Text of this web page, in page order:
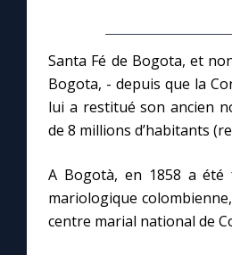
Le site internet
Questions-réponses
Prier au quotidien
Avec Thérèse de Lisieux
Santa Fé de Bogota, et
Bogota, - depuis que la
lui a restitué son ancien
de 8 millions d’habitants
A Bogotà, en 1858 a été
mariologique
centre marial national de